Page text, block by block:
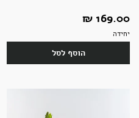
169.00 ‏₪
יחידה
הוסף לסל